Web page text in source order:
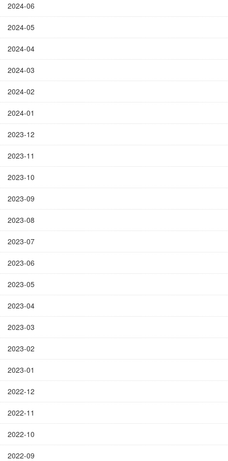
2024-06
2024-05
2024-04
2024-03
2024-02
2024-01
2023-12
2023-11
2023-10
2023-09
2023-08
2023-07
2023-06
2023-05
2023-04
2023-03
2023-02
2023-01
2022-12
2022-11
2022-10
2022-09